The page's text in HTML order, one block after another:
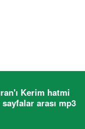
Kerim hatmi
arası mp3